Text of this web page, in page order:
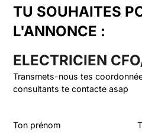
TU SOUHAITES
L'ANNONCE :
ELECTRICIEN
Transmets-nous tes
consultants te contacte asap
Ton prénom